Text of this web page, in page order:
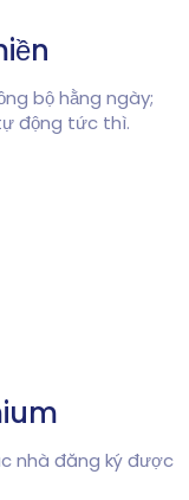
bộ hằng ngày;
động tức thì.
nhà đăng ký được